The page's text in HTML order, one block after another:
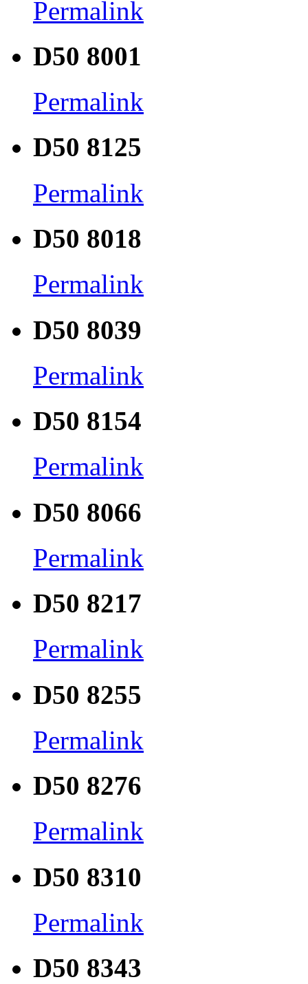
Permalink
D50 8001
Permalink
D50 8125
Permalink
D50 8018
Permalink
D50 8039
Permalink
D50 8154
Permalink
D50 8066
Permalink
D50 8217
Permalink
D50 8255
Permalink
D50 8276
Permalink
D50 8310
Permalink
D50 8343